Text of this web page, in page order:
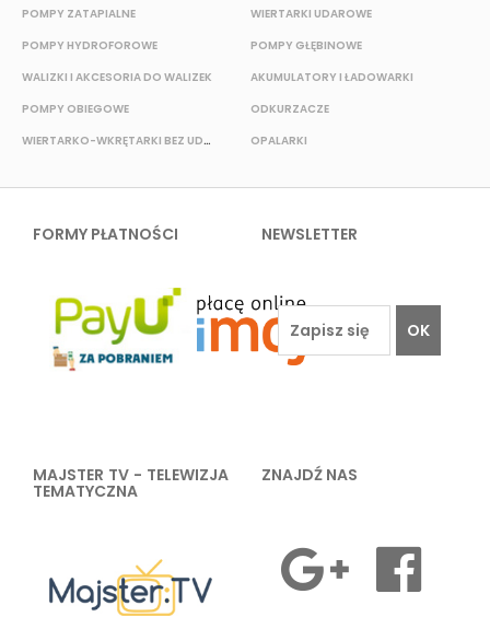
POMPY ZATAPIALNE
POMPY HYDROFOROWE
WALIZKI I AKCESORIA DO WALIZEK
POMPY OBIEGOWE
WIERTARKO-WKRĘTARKI BEZ UDAROWE
WIERTARKI UDAROWE
POMPY GŁĘBINOWE
AKUMULATORY I ŁADOWARKI
ODKURZACZE
OPALARKI
FORMY PŁATNOŚCI NEWSLETTER
OK
MAJSTER TV - TELEWIZJA
TEMATYCZNA
ZNAJDŹ NAS